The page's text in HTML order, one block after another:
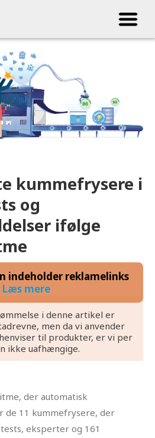
kummefrysere i
og
ifølge
indeholder reklamelinks
Læs mere
i denne artikel er
men da vi anvender
til produkter, er vi per
ikke uafhængige.
der automatisk
de 11 kummefrysere, der
eksperter og 161